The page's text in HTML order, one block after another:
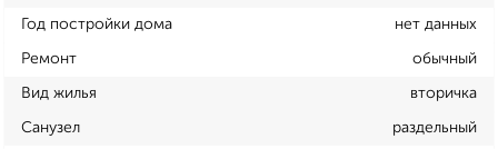
Год постройки дома нет данных
Ремонт обычный
Вид жилья вторичка
Санузел раздельный